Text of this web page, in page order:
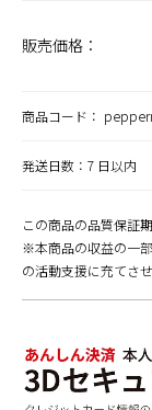
販売価格：
商品コード：
発送日数：7 日以内
この商品の品質保証
※本商品の収益の一
の活動支援に充てさ